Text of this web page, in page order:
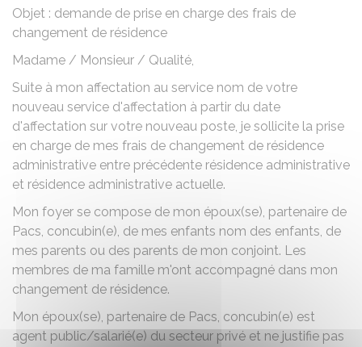
Objet : demande de prise en charge des frais de
changement de résidence
Madame / Monsieur / Qualité,
Suite à mon affectation au service nom de votre
nouveau service d'affectation à partir du date
d'affectation sur votre nouveau poste, je sollicite la prise
en charge de mes frais de changement de résidence
administrative entre précédente résidence administrative
et résidence administrative actuelle.
Mon foyer se compose de mon époux(se), partenaire de
Pacs, concubin(e), de mes enfants nom des enfants, de
mes parents ou des parents de mon conjoint. Les
membres de ma famille m'ont accompagné dans mon
changement de résidence.
Mon époux(se), partenaire de Pacs, concubin(e) est
agent public/salarié(e) du secteur privé et ne justifie pas